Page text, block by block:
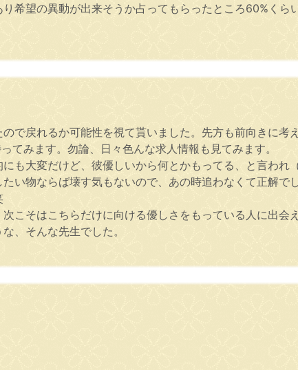
希望の異動が出来そうか占ってもらったところ60%くら
で戻れるか可能性を視て貰いました。先方も前向きに考
みます。勿論、日々色んな求人情報も見てみます。
も大変だけど、彼優しいから何とかもってる、と言われ
い物ならば壊す気もないので、あの時追わなくて正解で
こそはこちらだけに向ける優しさをもっている人に出会え
、そんな先生でした。